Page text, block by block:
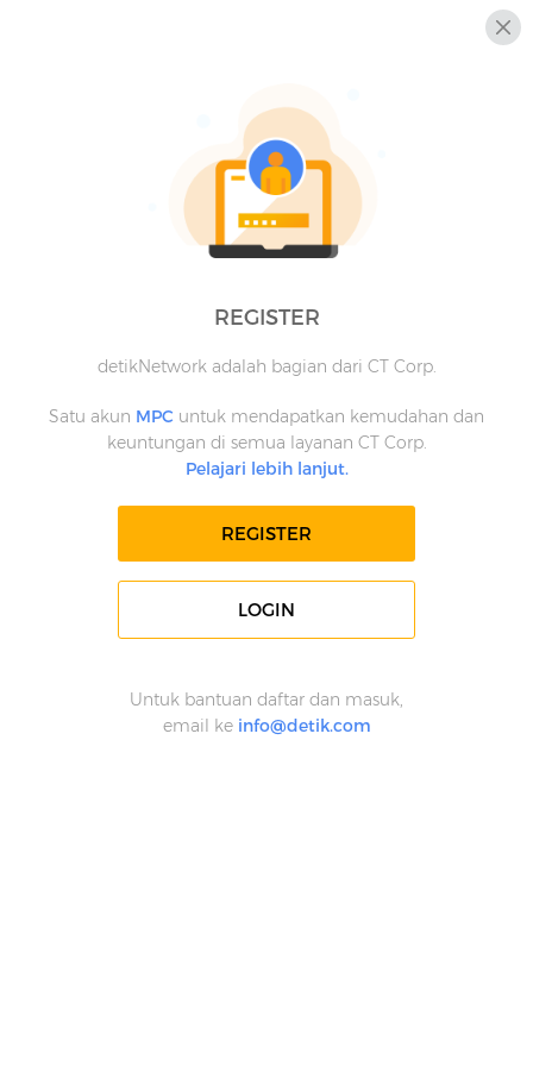
REGISTER
detikNetwork adalah bagian dari CT Corp.
Satu akun MPC untuk mendapatkan kemudahan dan
keuntungan di semua layanan CT Corp.
Pelajari lebih lanjut.
REGISTER
LOGIN
Untuk bantuan daftar dan masuk,
email ke info@detik.com